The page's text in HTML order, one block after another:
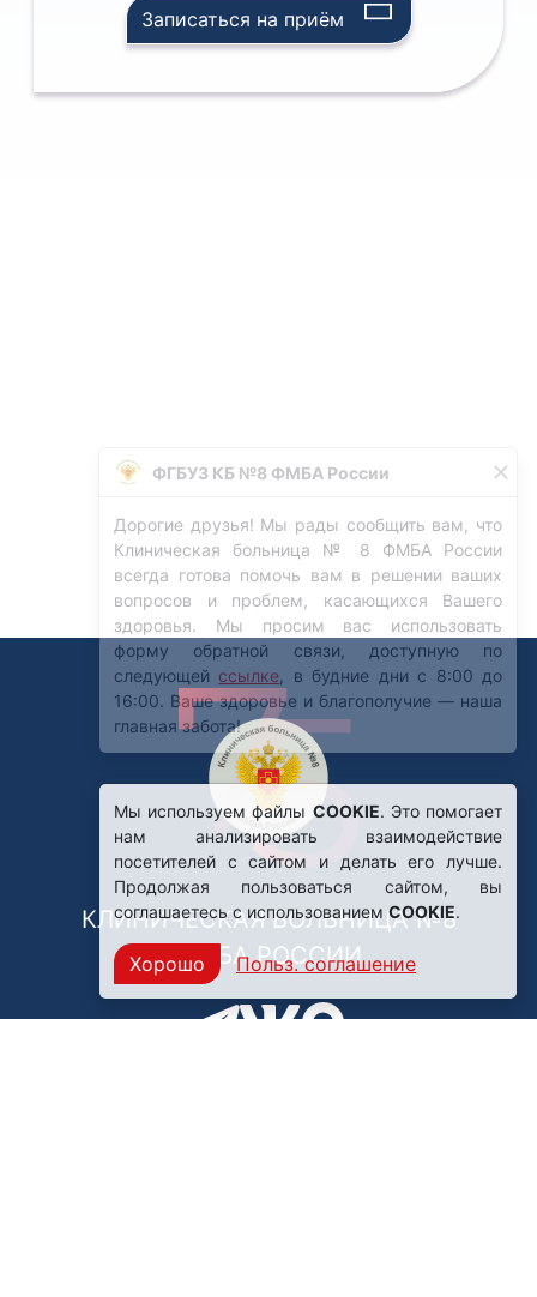
Записаться на приём
КЛИНИЧЕСКАЯ БОЛЬНИЦА №8
ФМБА РОССИИ
Мы используем файлы COOKIE. Это помогает
нам анализировать взаимодействие
посетителей с сайтом и делать его лучше.
Продолжая пользоваться сайтом, вы
соглашаетесь с использованиемCOOKIE.
Хорошо Польз. соглашение